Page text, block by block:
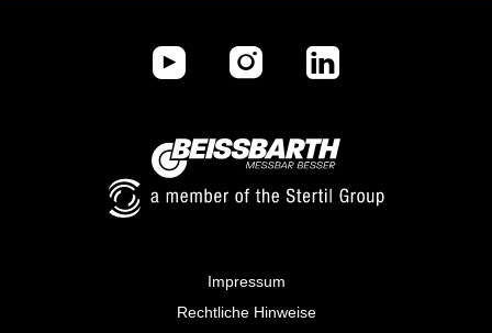
Impressum
Rechtliche Hinweise